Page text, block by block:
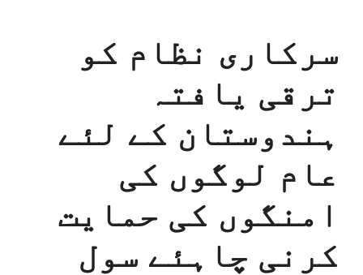
سرکاری نظام کو
ترقی یافتہ
ہندوستان کے لئے
عام لوگوں کی
امنگوں کی حمایت
کرنی چاہئے سول